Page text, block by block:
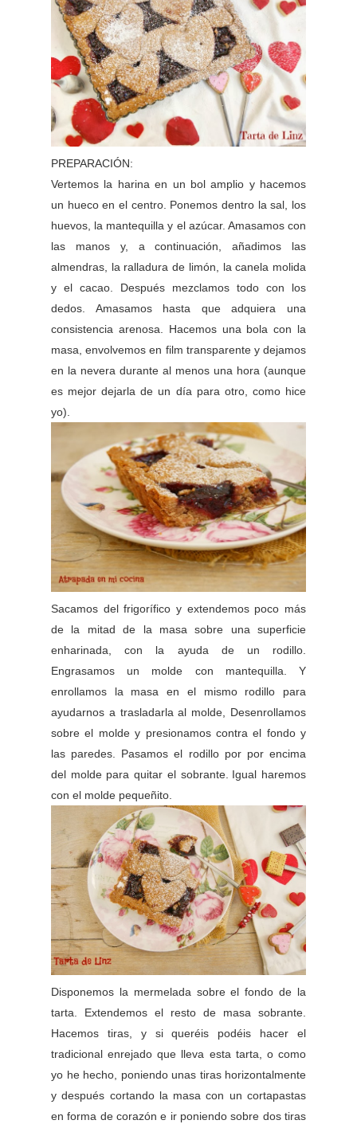
PREPARACIÓN:
Vertemos la harina en un bol amplio y hacemos
un hueco en el centro. Ponemos dentro la sal, los
huevos, la mantequilla y el azúcar. Amasamos con
las manos y, a continuación, añadimos las
almendras, la ralladura de limón, la canela molida
y el cacao. Después mezclamos todo con los
dedos. Amasamos hasta que adquiera una
consistencia arenosa. Hacemos una bola con la
masa, envolvemos en film transparente y dejamos
en la nevera durante al menos una hora (aunque
es mejor dejarla de un día para otro, como hice
yo).
Sacamos del frigorífico y extendemos poco más
de la mitad de la masa sobre una superficie
enharinada, con la ayuda de un rodillo.
Engrasamos un molde con mantequilla. Y
enrollamos la masa en el mismo rodillo para
ayudarnos a trasladarla al molde, Desenrollamos
sobre el molde y presionamos contra el fondo y
las paredes. Pasamos el rodillo por por encima
del molde para quitar el sobrante. Igual haremos
con el molde pequeñito.
Disponemos la mermelada sobre el fondo de la
tarta. Extendemos el resto de masa sobrante.
Hacemos tiras, y si queréis podéis hacer el
tradicional enrejado que lleva esta tarta, o como
yo he hecho, poniendo unas tiras horizontalmente
y después cortando la masa con un cortapastas
en forma de corazón e ir poniendo sobre dos tiras